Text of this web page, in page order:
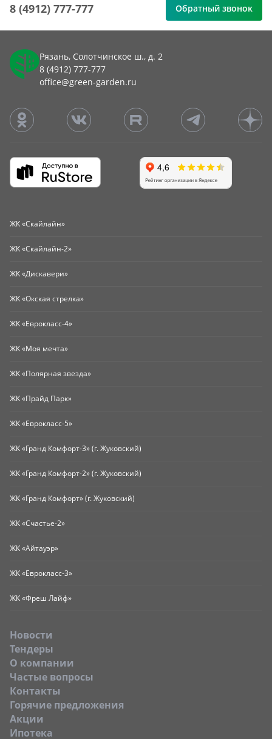
8 (4912) 777-777 Обратный звонок
Рязань, Солотчинское ш., д. 2
8 (4912) 777-777
office@green-garden.ru
ЖК «Скайлайн»
ЖК «Скайлайн-2»
ЖК «Дискавери»
ЖК «Окская стрелка»
ЖК «Еврокласс-4»
ЖК «Моя мечта»
ЖК «Полярная звезда»
ЖК «Прайд Парк»
ЖК «Еврокласс-5»
ЖК «Гранд Комфорт-3» (г. Жуковский)
ЖК «Гранд Комфорт-2» (г. Жуковский)
ЖК «Гранд Комфорт» (г. Жуковский)
ЖК «Счастье-2»
ЖК «Айтауэр»
ЖК «Еврокласс-3»
ЖК «Фреш Лайф»
Новости
Тендеры
O компании
Частые вопросы
Контакты
Горячие предложения
Акции
Ипотека